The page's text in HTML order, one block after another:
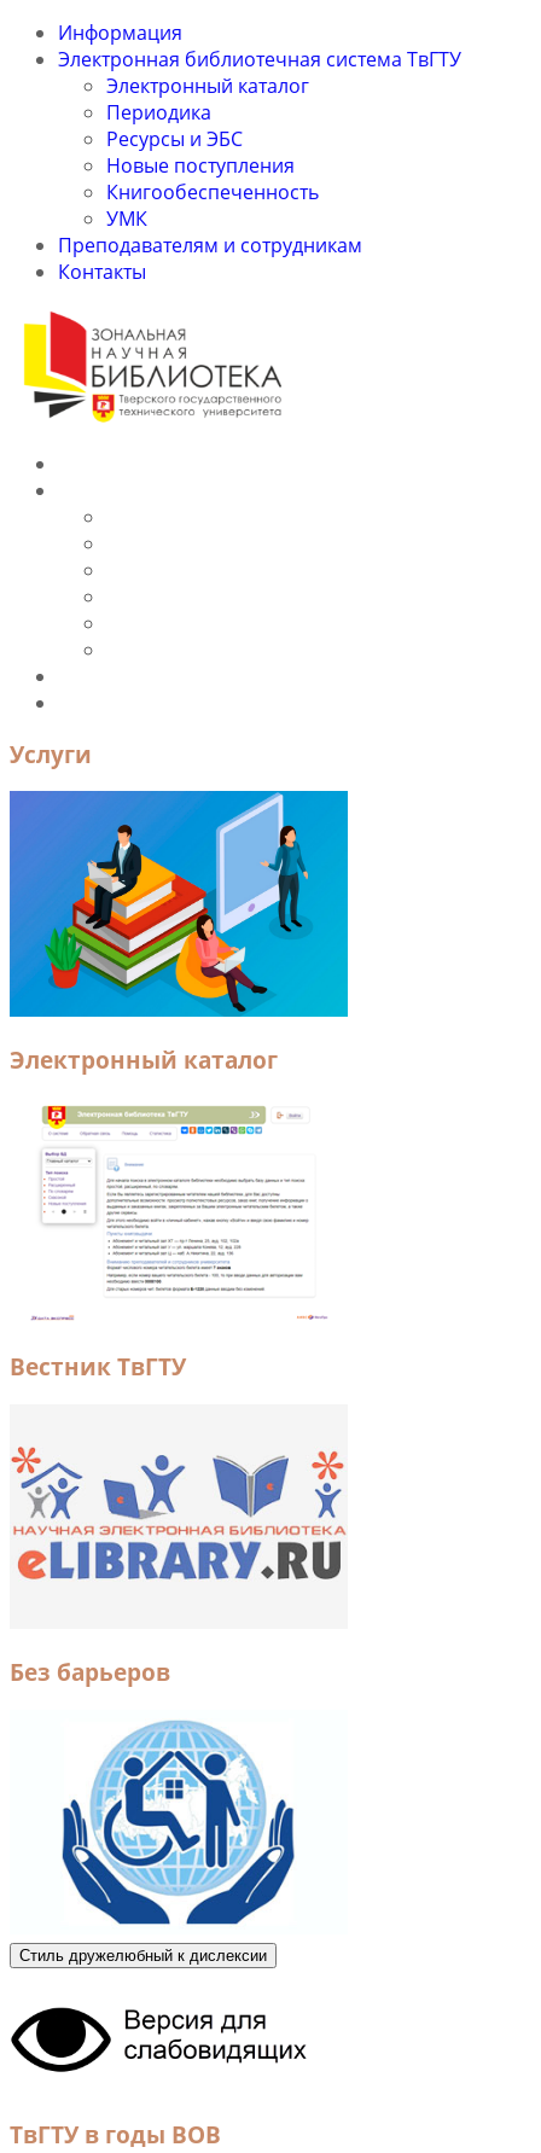
Информация
Электронная библиотечная система ТвГТУ
Электронный каталог
Периодика
Ресурсы и ЭБС
Новые поступления
Книгообеспеченность
УМК
Преподавателям и сотрудникам
Контакты
Услуги
Электронный каталог
Вестник ТвГТУ
Без барьеров
Стиль дружелюбный к дислексии
ТвГТУ в годы ВОВ